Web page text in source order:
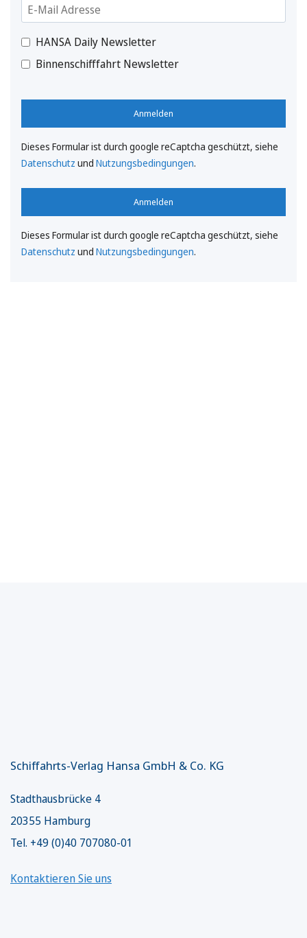
HANSA Daily Newsletter
Binnenschifffahrt Newsletter
Anmelden
Dieses Formular ist durch google reCaptcha geschützt, siehe
Datenschutz und Nutzungsbedingungen.
Anmelden
Dieses Formular ist durch google reCaptcha geschützt, siehe
Datenschutz und Nutzungsbedingungen.
Schiffahrts-Verlag Hansa GmbH & Co. KG
Stadthausbrücke 4
20355 Hamburg
Tel. +49 (0)40 707080-01
Kontaktieren Sie uns